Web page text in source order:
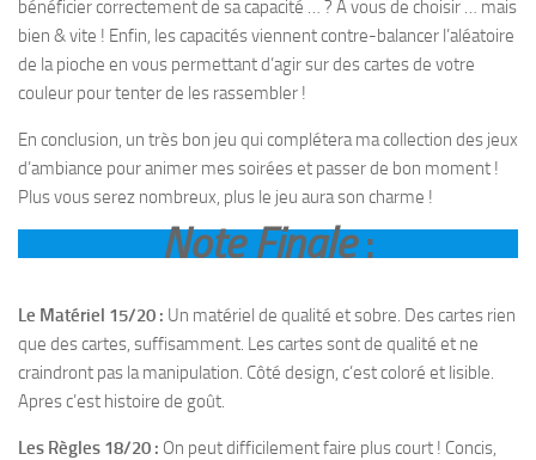
bénéficier correctement de sa capacité … ? A vous de choisir … mais
bien & vite ! Enfin, les capacités viennent contre-balancer l’aléatoire
de la pioche en vous permettant d’agir sur des cartes de votre
couleur pour tenter de les rassembler !
En conclusion, un très bon jeu qui complétera ma collection des jeux
d’ambiance pour animer mes soirées et passer de bon moment !
Plus vous serez nombreux, plus le jeu aura son charme !
Note Finale:
Le Matériel 15/20 : Un matériel de qualité et sobre. Des cartes rien
que des cartes, suffisamment. Les cartes sont de qualité et ne
craindront pas la manipulation. Côté design, c’est coloré et lisible.
Apres c’est histoire de goût.
Les Règles 18/20 : On peut difficilement faire plus court ! Concis,